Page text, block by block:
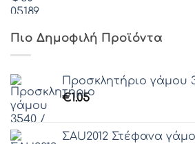
Γραμματοσειρά 45
Πιο Δημοφιλή Προϊόντα
Προσκλητήριο γάμου
€1.05
ΣAU2012 Στέφανα